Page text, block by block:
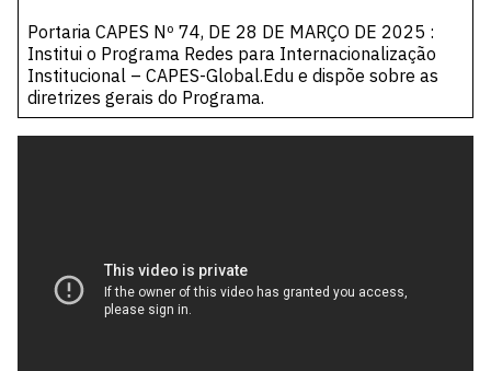
Portaria CAPES Nº 74, DE 28 DE MARÇO DE 2025 :
Institui o Programa Redes para Internacionalização
Institucional – CAPES-Global.Edu e dispõe sobre as
diretrizes gerais do Programa.